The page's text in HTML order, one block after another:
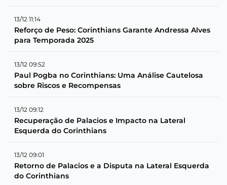
13/12 11:14
Reforço de Peso: Corinthians Garante Andressa Alves
para Temporada 2025
13/12 09:52
Paul Pogba no Corinthians: Uma Análise Cautelosa
sobre Riscos e Recompensas
13/12 09:12
Recuperação de Palacios e Impacto na Lateral
Esquerda do Corinthians
13/12 09:01
Retorno de Palacios e a Disputa na Lateral Esquerda
do Corinthians